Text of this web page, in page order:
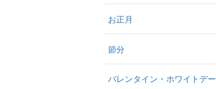
お正月
節分
バレンタイン・ホワイトデー